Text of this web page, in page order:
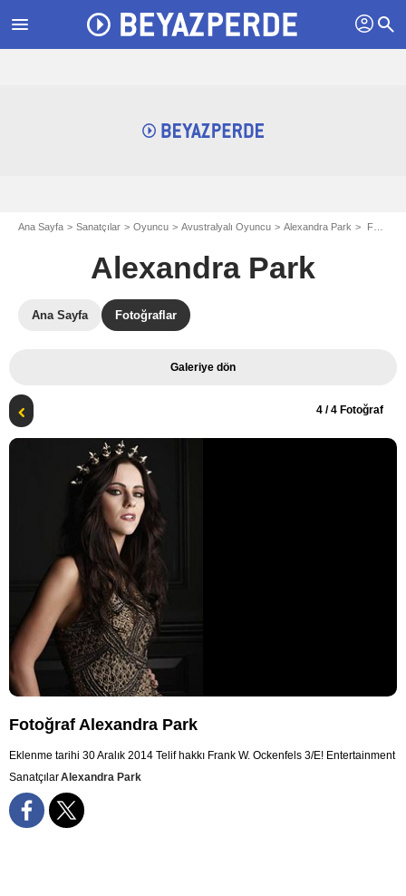
menu profil search
Ana Sayfa Sanatçılar Oyuncu Avustralyalı Oyuncu Alexandra Park Fotoğraf Alexandra Park
Alexandra Park
Ana Sayfa Fotoğraflar
Galeriye dön
4 / 4 Fotoğraf
Fotoğraf Alexandra Park
Eklenme tarihi 30 Aralık 2014 Telif hakkı Frank W. Ockenfels 3/E! Entertainment
SanatçılarAlexandra Park